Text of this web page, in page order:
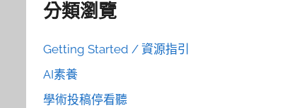
分類瀏覽
Getting Started / 資源指引
AI素養
學術投稿停看聽